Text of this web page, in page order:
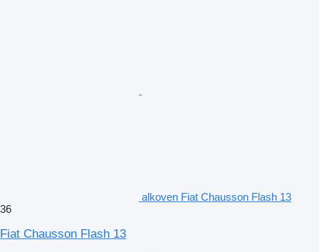
alkoven Fiat Chausson Flash 13
36
Fiat Chausson Flash 13